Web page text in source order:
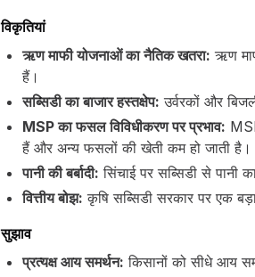
विकृतियां
ऋण माफी योजनाओं का नैतिक खतरा: ऋण
हैं।
सब्सिडी का बाजार हस्तक्षेप: उर्वरकों और
MSP का फसल विविधीकरण पर प्रभाव:
हैं और अन्य फसलों की खेती कम हो जाती है।
पानी की बर्बादी: सिंचाई पर सब्सिडी से पानी
वित्तीय बोझ: कृषि सब्सिडी सरकार पर एक
सुझाव
प्रत्यक्ष आय समर्थन: किसानों को सीधे आय